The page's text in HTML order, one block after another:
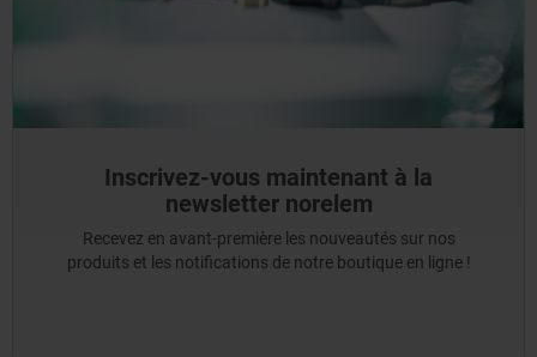
Inscrivez-vous maintenant à la
newsletter norelem
Recevez en avant-première les nouveautés sur nos
produits et les notifications de notre boutique en ligne !